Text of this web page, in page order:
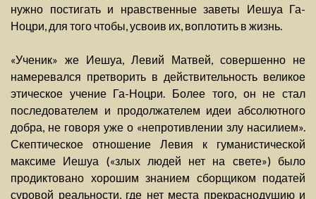
нужно постигать и нравственные заветы Иешуа Га-
Ноцри, для того чтобы, усвоив их, воплотить в жизнь.
«Ученик» же Иешуа, Левий Матвей, совершенно не
намеревался претворить в действительность великое
этическое учение Га-Ноцри. Более того, он не стал
последователем и продолжателем идеи абсолютного
добра, не говоря уже о «непротивлении злу насилием».
Скептическое отношение Левия к гуманистической
максиме Иешуа («злых людей нет на свете») было
продиктовано хорошим знанием сборщиком податей
суровой реальности, где нет места прекраснодушию и